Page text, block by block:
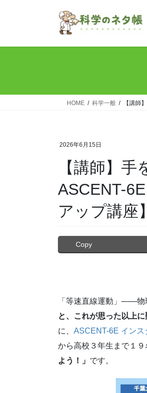
HOME 科学一般 【講師
2026年6月15日
【講師】
ASCENT-
アップ講座】
Copy
「等速直線運動」——物
と、これが思った以上に
に、 ASCENT-6E インス
から高校３年生まで１９
よう！」 です。